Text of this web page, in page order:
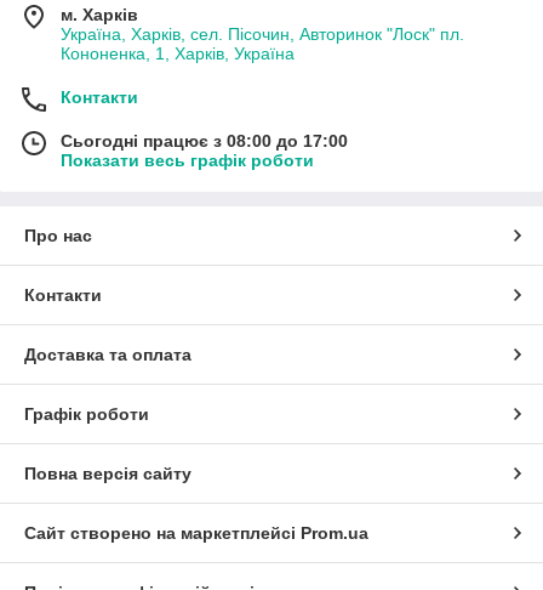
м. Харків
Україна, Харків, сел. Пісочин, Авторинок "Лоск" пл.
Кононенка, 1, Харків, Україна
Контакти
Сьогодні працює з 08:00 до 17:00
Показати весь графік роботи
Про нас
Контакти
Доставка та оплата
Графік роботи
Повна версія сайту
Сайт створено на маркетплейсі Prom.ua